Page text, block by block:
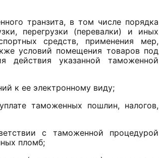
транзита, в том числе порядка
перегрузки (перевалки) и иных
средств, применения мер,
условий помещения товаров под
действия указанной таможенной
к ее электронному виду;
таможенных пошлин, налогов,
с таможенной процедурой
пломб;